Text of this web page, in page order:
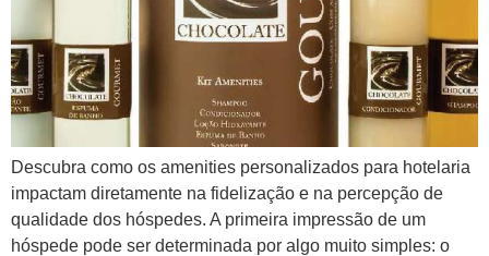
Descubra como os amenities personalizados para hotelaria
impactam diretamente na fidelização e na percepção de
qualidade dos hóspedes. A primeira impressão de um
hóspede pode ser determinada por algo muito simples: o